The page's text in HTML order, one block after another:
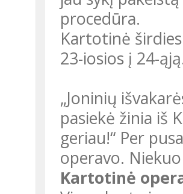
procedūra.
Kartotinė
23-iosios į 24-
„Joninių
pasiekė žinia iš
geriau!“ Per
operavo.
Kartotinė